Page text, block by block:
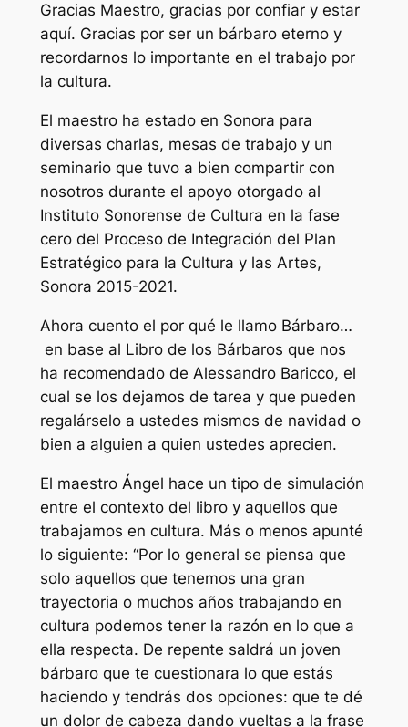
Gracias Maestro, gracias por confiar y estar
aquí. Gracias por ser un bárbaro eterno y
recordarnos lo importante en el trabajo por
la cultura.
El maestro ha estado en Sonora para
diversas charlas, mesas de trabajo y un
seminario que tuvo a bien compartir con
nosotros durante el apoyo otorgado al
Instituto Sonorense de Cultura en la fase
cero del Proceso de Integración del Plan
Estratégico para la Cultura y las Artes,
Sonora 2015-2021.
Ahora cuento el por qué le llamo Bárbaro…
en base al Libro de los Bárbaros que nos
ha recomendado de Alessandro Baricco, el
cual se los dejamos de tarea y que pueden
regalárselo a ustedes mismos de navidad o
bien a alguien a quien ustedes aprecien.
El maestro Ángel hace un tipo de simulación
entre el contexto del libro y aquellos que
trabajamos en cultura. Más o menos apunté
lo siguiente: “Por lo general se piensa que
solo aquellos que tenemos una gran
trayectoria o muchos años trabajando en
cultura podemos tener la razón en lo que a
ella respecta. De repente saldrá un joven
bárbaro que te cuestionara lo que estás
haciendo y tendrás dos opciones: que te dé
un dolor de cabeza dando vueltas a la frase